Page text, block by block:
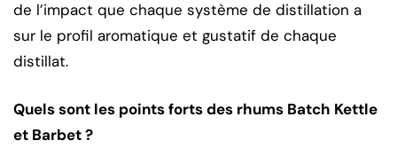
de l’impact que chaque système de distillation a
sur le profil aromatique et gustatif de chaque
distillat.
Quels sont les points forts des rhums Batch Kettle
et Barbet ?